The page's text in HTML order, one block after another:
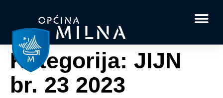
Kategorija: JIJN
br. 23 2023